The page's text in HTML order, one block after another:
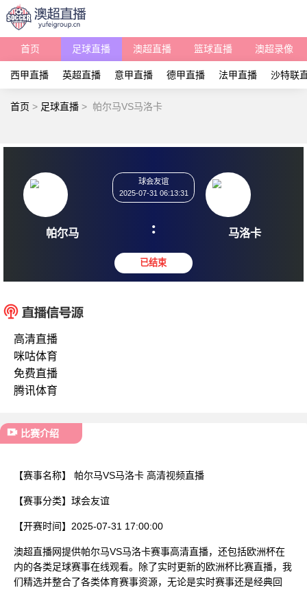
首页 足球直播 澳超直播 篮球直播 澳超录像
西甲直播 英超直播 意甲直播 德甲直播 法甲直播 沙特联
首页 > 足球直播 > 帕尔马VS马洛卡
帕尔马
2025-07-31 06:13:31
: 马
高清直播
咪咕体育
免费直播
腾讯体育
比赛介绍
【赛事名称】 帕尔马VS马洛卡 高清视频直播
【赛事分类】 球会友谊
【开赛时间】 2025-07-31 17:00:00
澳超直播网提供帕尔马VS马洛卡赛事高清直播，还包括欧洲杯在
内的各类足球赛事在线观看。除了实时更新的欧洲杯比赛直播，我
们精选并整合了各类体育赛事资源，无论是实时赛事还是经典回